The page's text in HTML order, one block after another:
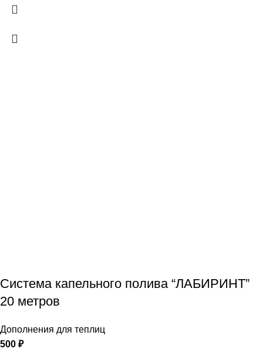
Система капельного полива “ЛАБИРИНТ”
20 метров
Дополнения для теплиц
500 ₽